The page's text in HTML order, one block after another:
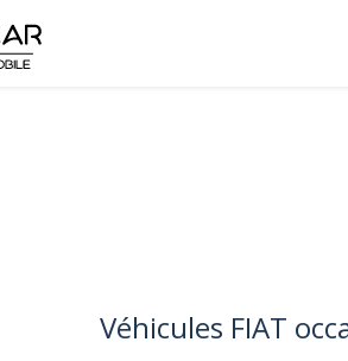
Véhicules FIAT